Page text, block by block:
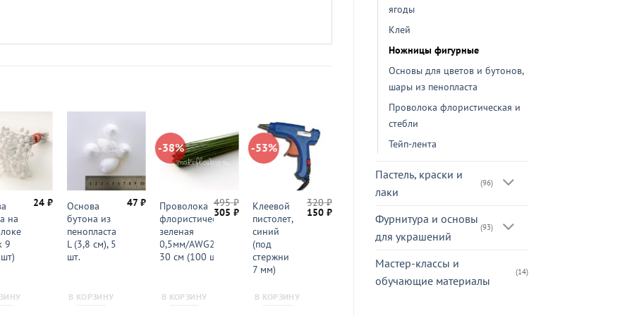
ягоды
Клей
Ножницы фигурные
Основы для цветов и бутонов,
шары из пенопласта
Проволока флористическая и
стебли
Тейп-лента
Пастель, краски и
лаки
(96)
Фурнитура и основы
для украшений
(93)
Мастер-классы и
обучающие материалы
(14)
на
9
24 ₽
Основа
бутона из
пенопласта
L (3,8 см), 5
шт.
47₽
В КОРЗИНУ
-38%
Проволока
флористическая
зеленая
0,5мм/AWG24 —
30 см (100 шт.)
495₽
Первоначальная
цена
составляла
495 ₽.
305 ₽Текущая
цена:
305 ₽.
В КОРЗИНУ
-53%
Клеевой
пистолет,
синий
(под
стержни
7 мм)
320₽
Первоначальная
150 ₽Текущая
В КОРЗИНУ
фигурные